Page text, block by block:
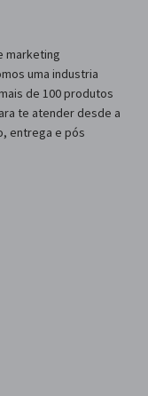
marketing
uma industria
de 100 produtos
te atender desde a
entrega e pós